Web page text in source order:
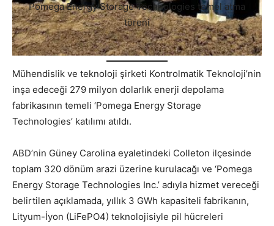
Pomega Energy Storage Technologies temel atma
töreni
Mühendislik ve teknoloji şirketi Kontrolmatik Teknoloji’nin
inşa edeceği 279 milyon dolarlık enerji depolama
fabrikasının temeli ‘Pomega Energy Storage
Technologies’ katılımı atıldı.
ABD’nin Güney Carolina eyaletindeki Colleton ilçesinde
toplam 320 dönüm arazi üzerine kurulacağı ve ‘Pomega
Energy Storage Technologies Inc.’ adıyla hizmet vereceği
belirtilen açıklamada, yıllık 3 GWh kapasiteli fabrikanın,
Lityum-İyon (LiFePO4) teknolojisiyle pil hücreleri